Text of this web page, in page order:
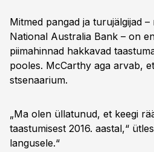
Mitmed pangad ja turujälgijad
National Australia Bank – on
piimahinnad hakkavad
pooles. McCarthy aga arvab,
stsenaarium.
„Ma olen üllatunud, et keegi
taastumisest 2016. aastal,“
langusele.“